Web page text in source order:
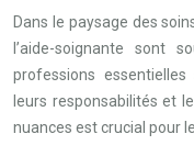
Dans le paysage des
l’aide-soignante sont
professions
leurs responsabilités et
nuances est crucial pour